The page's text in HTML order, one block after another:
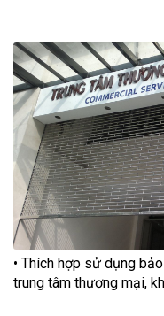
• Thích hợp sử dụng
trung tâm thương mại,